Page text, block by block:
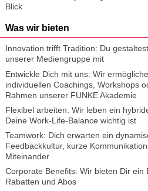
Blick
Was wir bieten
Innovation trifft Tradition: Du
unserer Mediengruppe mit
Entwickle Dich mit uns: Wir
individuellen Coachings, Workshops
Rahmen unserer FUNKE Akademie
Flexibel arbeiten: Wir leben ein
Deine Work-Life-Balance wichtig ist
Teamwork: Dich erwarten ein
Feedbackkultur, kurze
Miteinander
Corporate Benefits: Wir bieten Dir ein
Rabatten und Abos